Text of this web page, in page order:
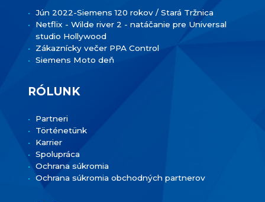
Jún 2022-Siemens 120 rokov / Stará Tržnica
Netflix - Wilde river 2 - natáčanie pre Universal
studio Hollywood
Zákaznícky večer PPA Control
Siemens Moto deň
RÓLUNK
Partneri
Történetünk
Karrier
Spolupráca
Ochrana súkromia
Ochrana súkromia obchodných partnerov